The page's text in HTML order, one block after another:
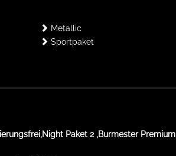
Metallic
Sportpaket
Paket 2 ,Burmester Premium